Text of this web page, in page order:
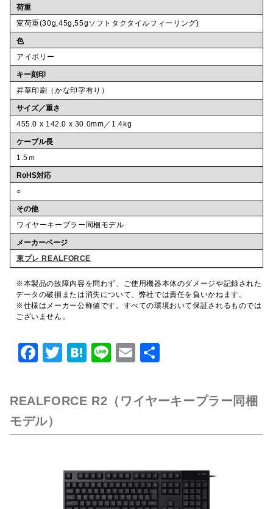
荷重
変荷重(30g,45g,55gソフトタクタイルフィーリング)
色
アイボリー
キー刻印
昇華印刷（かな印字有り）
サイズ／重さ
455.0 x 142.0 x 30.0mm／1.4kg
ケーブル長
1.5ｍ
RoHS対応
○
その他
ワイヤーキープラー同梱モデル
メーカーページ
東プレ REALFORCE
※本製品の故障内容を問わず、ご使用機器本体のダメージや記録された
データの破損または消失について、弊社では責任を負いかねます。
※仕様はメーカー公称値です。すべての環境おいて保証されるものでは
ございません。
F
c
e
b
T
it
te
r
H
e
n
a
Li
e
E
ai
l
REALFORCE R2（ワイヤーキープラー同梱
モデル）